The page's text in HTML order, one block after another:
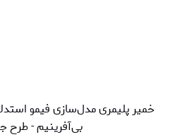
خمیر پلیمری مدل‌سازی فیمو
بی‌آفرینیم - طرح